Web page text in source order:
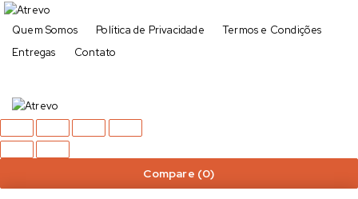
Quem Somos Política de Privacidade
Termos e Condições
Entregas
Contato
Compare (0)